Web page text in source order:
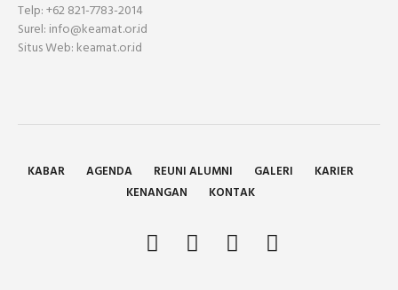
Telp: +62 821-7783-2014
Surel: info@keamat.or.id
Situs Web: keamat.or.id
KABAR AGENDA REUNI ALUMNI GALERI
KARIER
KENANGAN
KONTAK